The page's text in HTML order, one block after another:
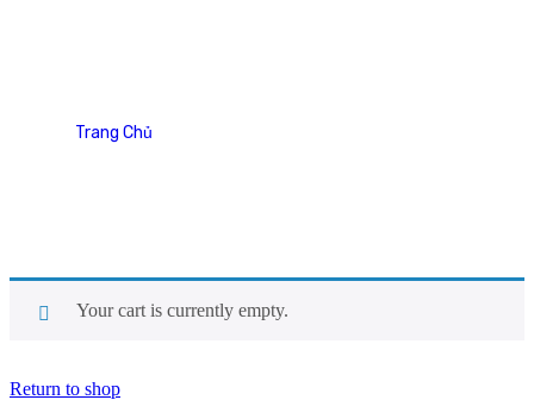
Trang Chủ
Your cart is currently empty.
Return to shop